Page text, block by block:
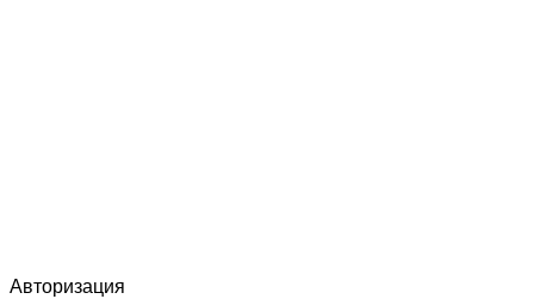
Авторизация